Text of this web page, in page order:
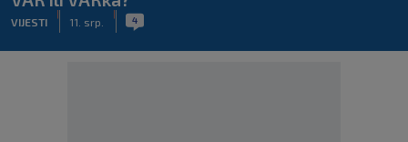
VIJESTI 11. srp. 4